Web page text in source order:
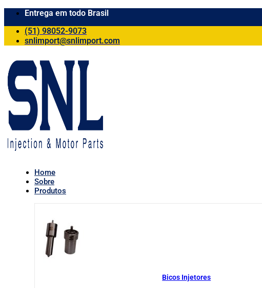
Entrega em todo Brasil
(51) 98052-9073
snlimport@snlimport.com
Home
Sobre
Produtos
Bicos Injetores